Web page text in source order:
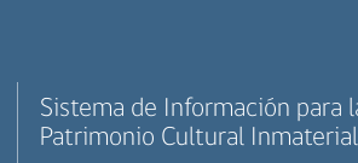
Sistema de Información para
Patrimonio Cultural Inmaterial